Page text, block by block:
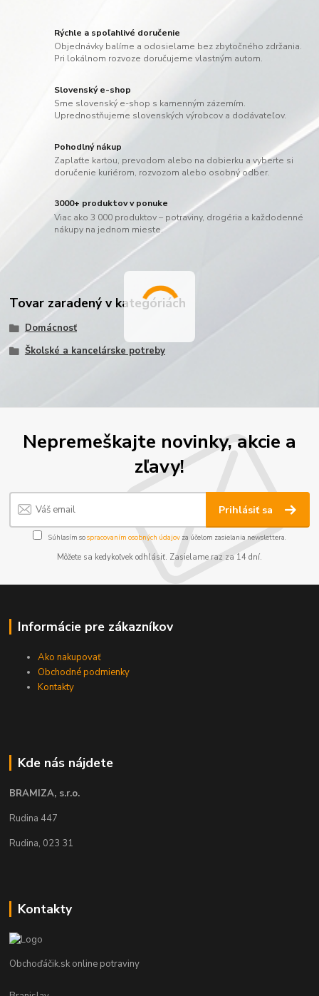
Rýchle a spoľahlivé doručenie
Objednávky balíme a odosielame bez zbytočného zdržania.
Pri lokálnom rozvoze doručujeme vlastným autom.
Slovenský e-shop
Sme slovenský e-shop s kamenným zázemím.
Uprednostňujeme slovenských výrobcov a dodávateľov.
Pohodlný nákup
Zaplaťte kartou, prevodom alebo na dobierku a vyberte si
doručenie kuriérom, rozvozom alebo osobný odber.
3000+ produktov v ponuke
Viac ako 3 000 produktov – potraviny, drogéria a každodenné
nákupy na jednom mieste.
Tovar zaradený v kategóriách
Domácnosť
Školské a kancelárske potreby
Nepremeškajte novinky, akcie a
zľavy!
Prihlásiť sa
Súhlasím sospracovaním osobných údajov za účelom zasielania newslettera.
Môžete sa kedykoľvek odhlásiť. Zasielame raz za 14 dní.
Informácie pre zákazníkov
Ako nakupovať
Obchodné podmienky
Kontakty
Kde nás nájdete
BRAMIZA, s.r.o.
Rudina 447
Rudina, 023 31
Kontakty
Obchoďáčik.sk online potraviny